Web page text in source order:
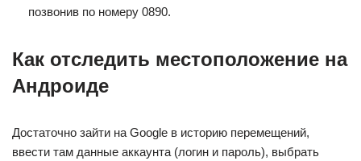
позвонив по номеру 0890.
Как отследить местоположение на
Андроиде
Достаточно зайти на Google в историю перемещений,
ввести там данные аккаунта (логин и пароль), выбрать